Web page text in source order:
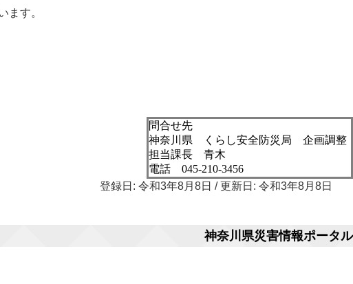
ます。
問合せ先
神奈川県 くらし安全防災局 企画調整
担当課長 青木
電話 045-210-3456
登録日: 令和3年8月8日 / 更新日: 令和3年8月8日
神奈川県災害情報ポータル